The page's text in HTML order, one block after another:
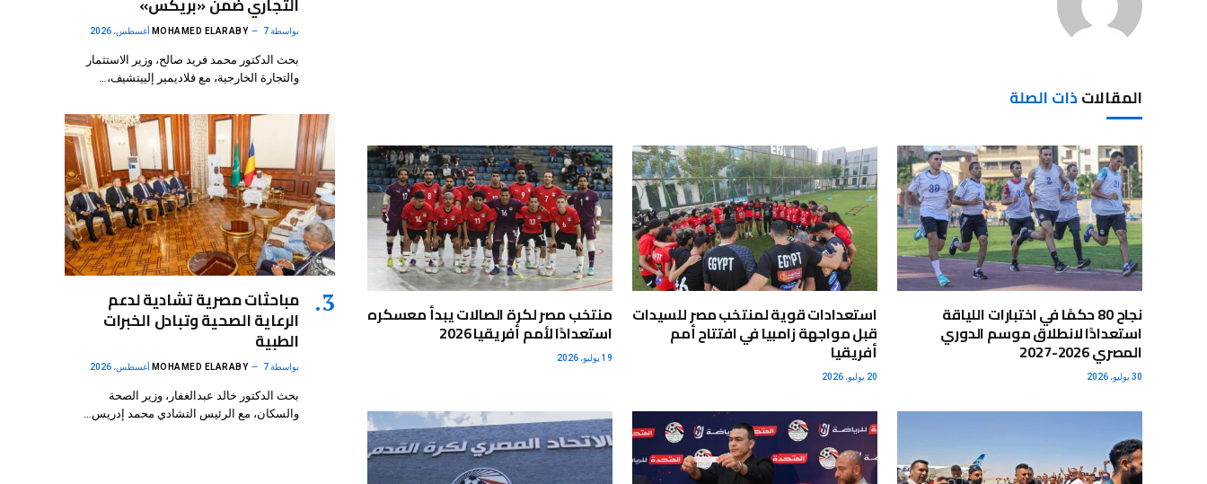
المقالاتذات الصلة
نجاح 80 حكمًا في اختبارات اللياقة
استعدادًا لانطلاق موسم الدوري
المصري 2026-2027
30 يوليو، 2026
استعدادات قوية لمنتخب مصر للسيدات
قبل مواجهة زامبيا في افتتاح أمم
أفريقيا
20 يوليو، 2026
منتخب مصر لكرة الصالات يبدأ معسكره
استعدادًا لأمم أفريقيا 2026
19 يوليو، 2026
التجاري ضمن «بريكس»
بواسطة MOHAMED ELARABY 7 أغسطس، 2026
بحث الدكتور محمد فريد صالح، وزير الاستثمار
والتجارة الخارجية، مع فلاديمير إلييتشيف،…
مباحثات مصرية تشادية لدعم
الرعاية الصحية وتبادل الخبرات
الطبية
بواسطة MOHAMED ELARABY 7 أغسطس، 2026
بحث الدكتور خالد عبدالغفار، وزير الصحة
والسكان، مع الرئيس التشادي محمد إدريس…